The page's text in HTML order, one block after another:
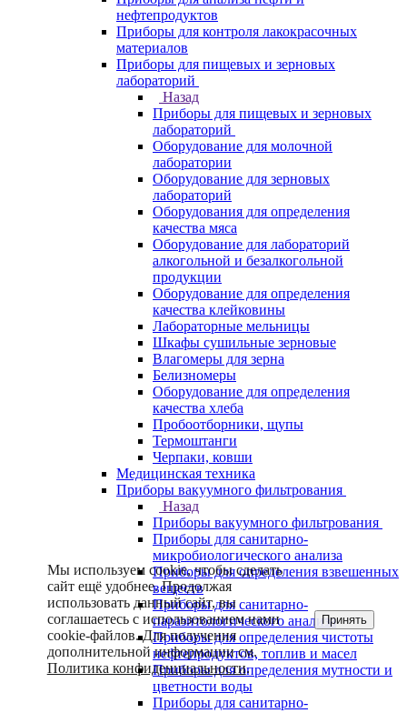
нефтепродуктов
Приборы для контроля лакокрасочных
материалов
Приборы для пищевых и зерновых
лабораторий
Назад
Приборы для пищевых и зерновых
лабораторий
Оборудование для молочной
лаборатории
Оборудование для зерновых
лабораторий
Оборудования для определения
качества мяса
Оборудование для лабораторий
алкогольной и безалкогольной
продукции
Оборудование для определения
качества клейковины
Лабораторные мельницы
Шкафы сушильные зерновые
Влагомеры для зерна
Белизномеры
Оборудование для определения
качества хлеба
Пробоотборники, щупы
Термоштанги
Черпаки, ковши
Медицинская техника
Приборы вакуумного фильтрования
Назад
Приборы вакуумного фильтрования
Приборы для санитарно-
микробиологического анализа
Приборы для определения взвешенных
веществ
Приборы для санитарно-
паразитологического анализа
Приборы для определения чистоты
нефтепродуктов, топлив и масел
Приборы для определения мутности и
цветности воды
Приборы для санитарно-
Мы используем cookie, чтобы сделать
сайт ещё удобнее. Продолжая
использовать данный сайт, вы
соглашаетесь с использованием нами
cookie-файлов. Для получения
дополнительной информации см.
Политика конфиденциальности.
Принять